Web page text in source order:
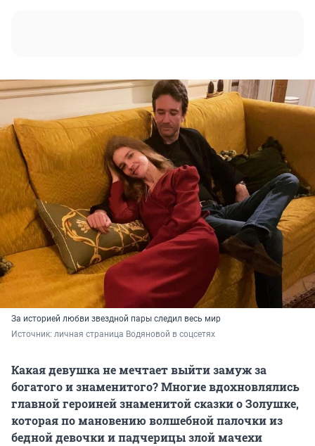
За историей любви звездной пары следил весь мир
Источник: личная страница Водяновой в соцсетях
Какая девушка не мечтает выйти замуж за
богатого и знаменитого? Многие вдохновлялись
главной героиней знаменитой сказки о Золушке,
которая по мановению волшебной палочки из
бедной девочки и падчерицы злой мачехи